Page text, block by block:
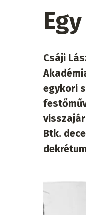
Csáji
egykori
Btk.